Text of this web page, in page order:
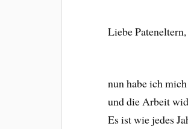
Liebe
nun habe ich
und die Arbeit
Es ist wie jedes